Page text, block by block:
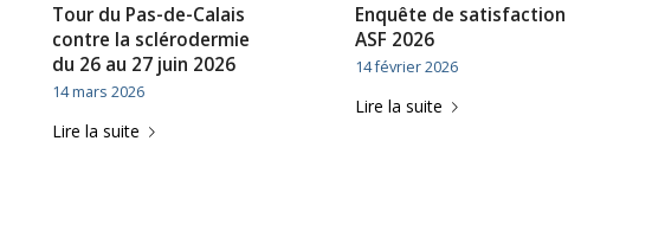
Tour du Pas-de-Calais
contre la sclérodermie
du 26 au 27 juin 2026
14 mars 2026
Lire la suite
Enquête de satisfaction
ASF 2026
14 février 2026
Lire la suite